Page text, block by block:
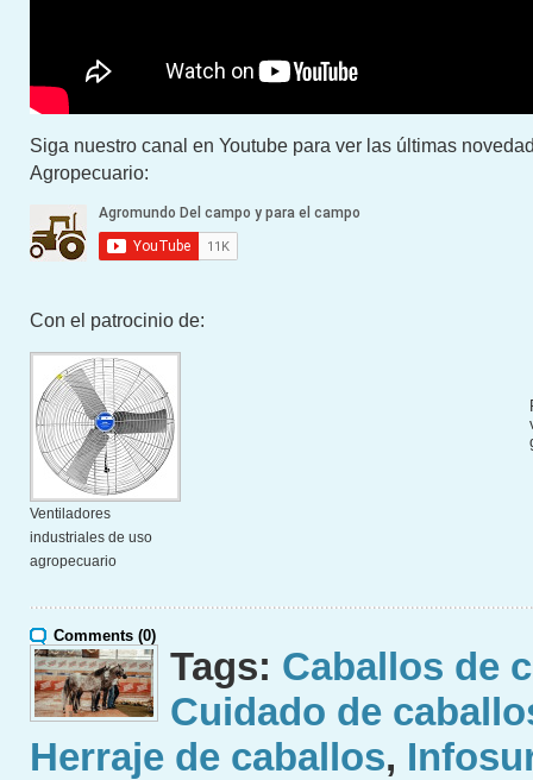
Siga nuestro canal en Youtube para ver las últimas
Agropecuario:
Con el patrocinio de:
Ventiladores
industriales de uso
agropecuario
Comments (0)
Tags: Caballos de
Cuidado de
Herraje de caballos,